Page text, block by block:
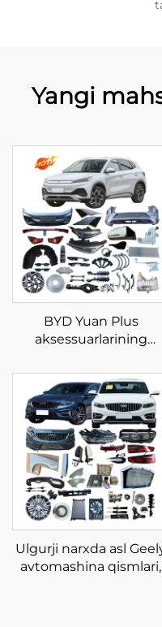
Yangi
BYD Yuan Plus
aksessuarlarining
energiya transport
vositasining ehtiyot
qismlari BYD Atto 3
uchun tananing to'liq
jihozlari omborda
Ulgurji narxda asl
avtomashina qismlari,